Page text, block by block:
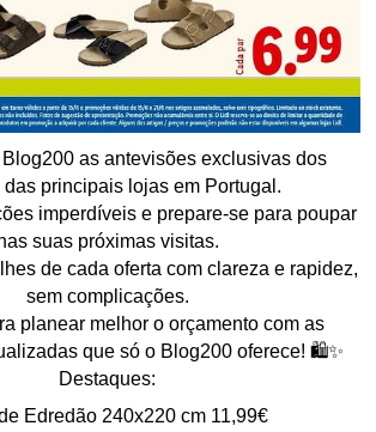
as antevisões exclusivas dos
das principais lojas em Portugal.
imperdíveis e prepare-se para poupar
suas próximas visitas.
de cada oferta com clareza e rapidez,
sem complicações.
planear melhor o orçamento com as
que só o Blog200 oferece! 🛍️✨
Destaques:
Edredão 240x220 cm 11,99€